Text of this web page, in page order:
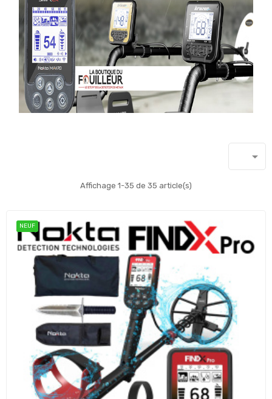

Affichage 1-35 de 35 article(s)
NEUF